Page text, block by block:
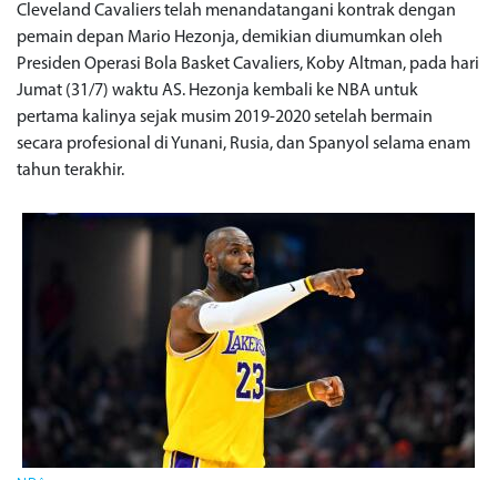
Cleveland Cavaliers telah menandatangani kontrak dengan
pemain depan Mario Hezonja, demikian diumumkan oleh
Presiden Operasi Bola Basket Cavaliers, Koby Altman, pada hari
Jumat (31/7) waktu AS. Hezonja kembali ke NBA untuk
pertama kalinya sejak musim 2019-2020 setelah bermain
secara profesional di Yunani, Rusia, dan Spanyol selama enam
tahun terakhir.